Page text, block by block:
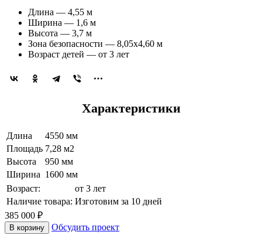
Длина — 4,55 м
Ширина — 1,6 м
Высота — 3,7 м
Зона безопасности — 8,05x4,60 м
Возраст детей — от 3 лет
Характеристики
Длина
4550 мм
Площадь 7,28 м2
Высота
950 мм
Ширина 1600 мм
Возраст:
от 3 лет
Наличие товара: Изготовим за 10 дней
385 000 ₽
В корзину Обсудить проект